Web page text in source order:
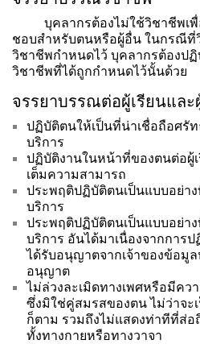
บุคลากรต้องไม่ใช้วิชาชีพเ
ชอบสำหรับตนหรือผู้อื่น ในกรณีที่
วิชาชีพกำหนดไว้ บุคลากรต้องป
วิชาชีพที่ได้ถูกกำหนดไว้นั้นด้วย
จรรยาบรรณต่อผู้เรียนและ
ปฏิบัติตนให้เป็นที่น่าเชื่อถือศรัท
บริการ
ปฏิบัติงานในหน้าที่ของตนต่อผู้
เต็มความสามารถ
ประพฤติปฏิบัติตนเป็นแบบอย่า
บริการ
ประพฤติปฏิบัติตนเป็นแบบอย่า
บริการ อันได้มาเนื่องจากการ
ได้รับอนุญาตจากเจ้าของข้อมู
อนุญาต
ไม่ล่วงละเมิดทางเพศหรือมีคว
ซึ่งมิใช่คู่สมรสของตน ไม่ว่าจะ
ก็ตาม รวมถึงไม่แสดงท่าทีที่ส่อ
ทั้งทางกายหรือทางวาจา